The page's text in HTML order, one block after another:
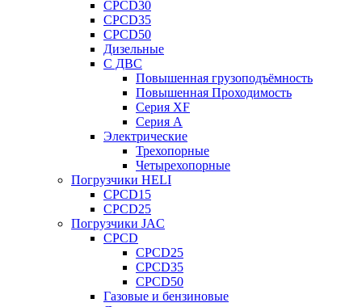
CPCD30
CPCD35
CPCD50
Дизельные
С ДВС
Повышенная грузоподъёмность
Повышенная Проходимость
Серия XF
Серия А
Электрические
Трехопорные
Четырехопорные
Погрузчики HELI
CPCD15
CPCD25
Погрузчики JAC
CPCD
CPCD25
CPCD35
CPCD50
Газовые и бензиновые